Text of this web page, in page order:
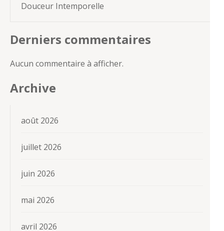
Douceur Intemporelle
Derniers commentaires
Aucun commentaire à afficher.
Archive
août 2026
juillet 2026
juin 2026
mai 2026
avril 2026